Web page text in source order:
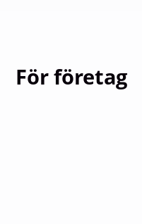
För företag